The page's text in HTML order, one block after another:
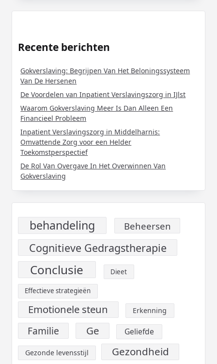
Recente berichten
Gokverslaving: Begrijpen Van Het Beloningssysteem
Van De Hersenen
De Voordelen van Inpatient Verslavingszorg in IJlst
Waarom Gokverslaving Meer Is Dan Alleen Een
Financieel Probleem
Inpatient Verslavingszorg in Middelharnis:
Omvattende Zorg voor een Helder
Toekomstperspectief
De Rol Van Overgave In Het Overwinnen Van
Gokverslaving
behandeling Beheersen
Cognitieve Gedragstherapie
Conclusie Dieet
Effectieve strategieën
Emotionele steun Erkenning
Familie Ge Geliefde
Gezonde levensstijl Gezondheid